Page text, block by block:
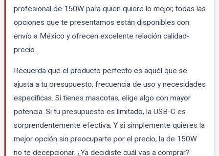
profesional de 150W para quien quiere lo mejor, todas las
opciones que te presentamos están disponibles con
envío a México y ofrecen excelente relación calidad-
precio.
Recuerda que el producto perfecto es aquél que se
ajusta a tu presupuesto, frecuencia de uso y necesidades
específicas. Si tienes mascotas, elige algo con mayor
potencia. Si tu presupuesto es limitado, la USB-C es
sorprendentemente efectiva. Y si simplemente quieres la
mejor opción sin preocuparte por el precio, la de 150W
no te decepcionar. ¿Ya decidiste cuál vas a comprar?